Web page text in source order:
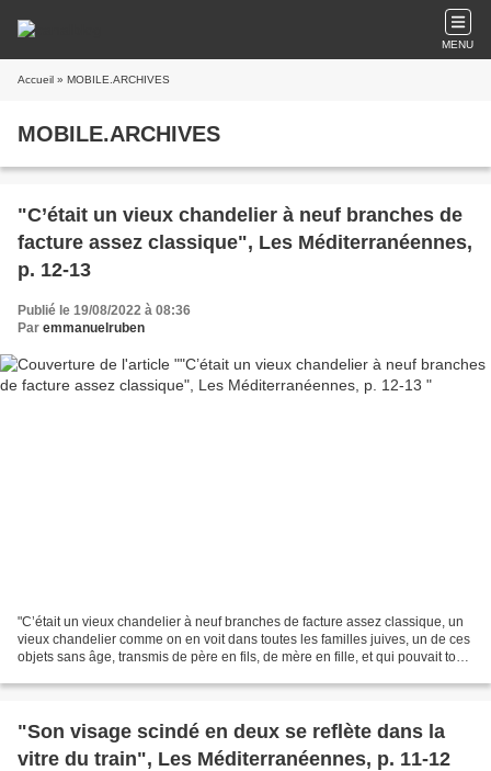
MENU
Accueil » MOBILE.ARCHIVES
MOBILE.ARCHIVES
"C’était un vieux chandelier à neuf branches de
facture assez classique", Les Méditerranéennes,
p. 12-13
Publié le 19/08/2022 à 08:36
Par emmanuelruben
"C’était un vieux chandelier à neuf branches de facture assez classique, un
vieux chandelier comme on en voit dans toutes les familles juives, un de ces
objets sans âge, transmis de père en fils, de mère en fille, et qui pouvait tout
"Son visage scindé en deux se reflète dans la
vitre du train", Les Méditerranéennes, p. 11-12